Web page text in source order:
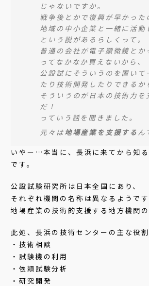
じゃないですか。
戦争後とかで復興が早かった
地域の中小企業と一緒に活動
という説があるらしくって。
普通の会社が電子顕微鏡とか
ってなかなか買えないから、
公設試にそういうのを置いて
たり技術開発したりできるか
そういうのが日本の技術力を
だ！
っていう話を聞きました。
元々は地場産業を支援する ん
いやー…本当に、長浜に来てから知
です。
公設試験研究所は日本全国にあり、
それぞれ機関の名称は異なるようで
地場産業の技術的支援する地方機関の
此処、長浜の技術センターの主な役
・技術相談
・試験機の利用
・依頼試験分析
・研究開発